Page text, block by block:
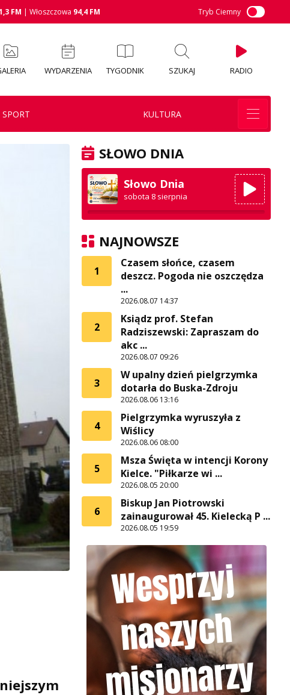
FM | Włoszczowa 94,4 FM Tryb Ciemny
WYDARZENIA TYGODNIK SZUKAJ RADIO
SPORT KULTURA
SŁOWO DNIA
Słowo Dnia
sobota 8 sierpnia
NAJNOWSZE
1
Czasem słońce, czasem
deszcz. Pogoda nie oszczędza
...
2026.08.07 14:37
2
Ksiądz prof. Stefan
Radziszewski: Zapraszam do
akc ...
2026.08.07 09:26
3
W upalny dzień pielgrzymka
dotarła do Buska-Zdroju
2026.08.06 13:16
4
Pielgrzymka wyruszyła z
Wiślicy
2026.08.06 08:00
5
Msza Święta w intencji Korony
Kielce. "Piłkarze wi ...
2026.08.05 20:00
6
Biskup Jan Piotrowski
zainaugurował 45. Kielecką P ...
2026.08.05 19:59